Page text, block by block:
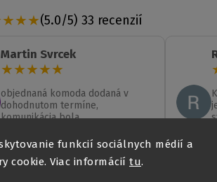
funkcií sociálnych médií a
cookie. Viac informácií tu.
★★★(5.0/5) 33 recenzií
Martin Svrcek
★★★★★
objednaná komoda dodaná v
dohodnutom termíne,
komunikácia bola
Čítať viac...